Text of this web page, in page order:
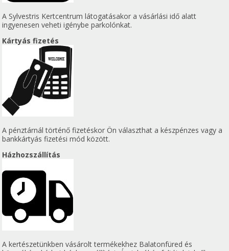
A Sylvestris Kertcentrum látogatásakor a vásárlási idő alatt
ingyenesen veheti igénybe parkolónkat.
Kártyás fizetés
A pénztárnál történő fizetéskor Ön választhat a készpénzes vagy a
bankkártyás fizetési mód között.
Házhozszállítás
A kertészetünkben vásárolt termékekhez Balatonfüred és